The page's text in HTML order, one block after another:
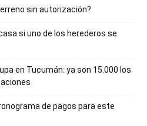
sin autorización?
si uno de los herederos se
en Tucumán: ya son 15.000 los
de pagos para este